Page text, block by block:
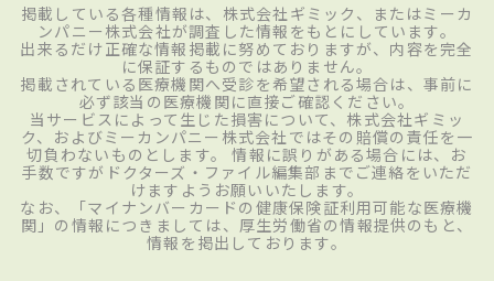
掲載している各種情報は、株式会社ギミック、またはミーカ
ンパニー株式会社が調査した情報をもとにしています。
出来るだけ正確な情報掲載に努めておりますが、内容を完全
に保証するものではありません。
掲載されている医療機関へ受診を希望される場合は、事前に
必ず該当の医療機関に直接ご確認ください。
当サービスによって生じた損害について、株式会社ギミッ
ク、およびミーカンパニー株式会社ではその賠償の責任を一
切負わないものとします。 情報に誤りがある場合には、お
手数ですがドクターズ・ファイル編集部までご連絡をいただ
けますようお願いいたします。
なお、「マイナンバーカードの健康保険証利用可能な医療機
関」の情報につきましては、厚生労働省の情報提供のもと、
情報を掲出しております。